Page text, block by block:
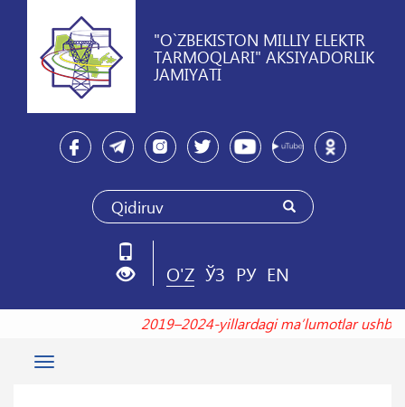
"O`ZBEKISTON MILLIY ELEKTR
TARMOQLARI" AKSIYADORLIK
JAMIYATI
O'Z ЎЗ РУ EN
2019–2024-yillardagi maʼlumotlar
Toggle